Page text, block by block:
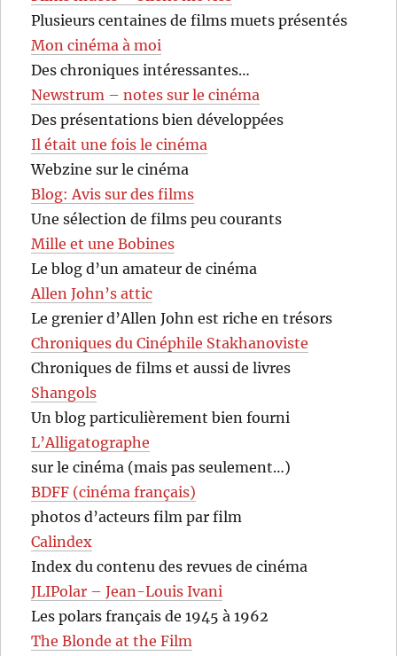
Plusieurs centaines de films muets présentés
Mon cinéma à moi
Des chroniques intéressantes…
Newstrum – notes sur le cinéma
Des présentations bien développées
Il était une fois le cinéma
Webzine sur le cinéma
Blog: Avis sur des films
Une sélection de films peu courants
Mille et une Bobines
Le blog d’un amateur de cinéma
Allen John’s attic
Le grenier d’Allen John est riche en trésors
Chroniques du Cinéphile Stakhanoviste
Chroniques de films et aussi de livres
Shangols
Un blog particulièrement bien fourni
L’Alligatographe
sur le cinéma (mais pas seulement…)
BDFF (cinéma français)
photos d’acteurs film par film
Calindex
Index du contenu des revues de cinéma
JLIPolar – Jean-Louis Ivani
Les polars français de 1945 à 1962
The Blonde at the Film